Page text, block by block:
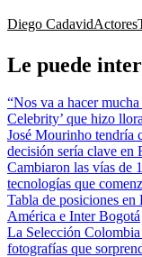
Diego CadavidActores
Le puede
“Nos va a hacer
Celebrity’ que hizo
José Mourinho tendría
decisión sería clave en
Cambiaron las vías de
tecnologías que
Tabla de posiciones
América e Inter Bogotá
La Selección Colombia
fotografías que